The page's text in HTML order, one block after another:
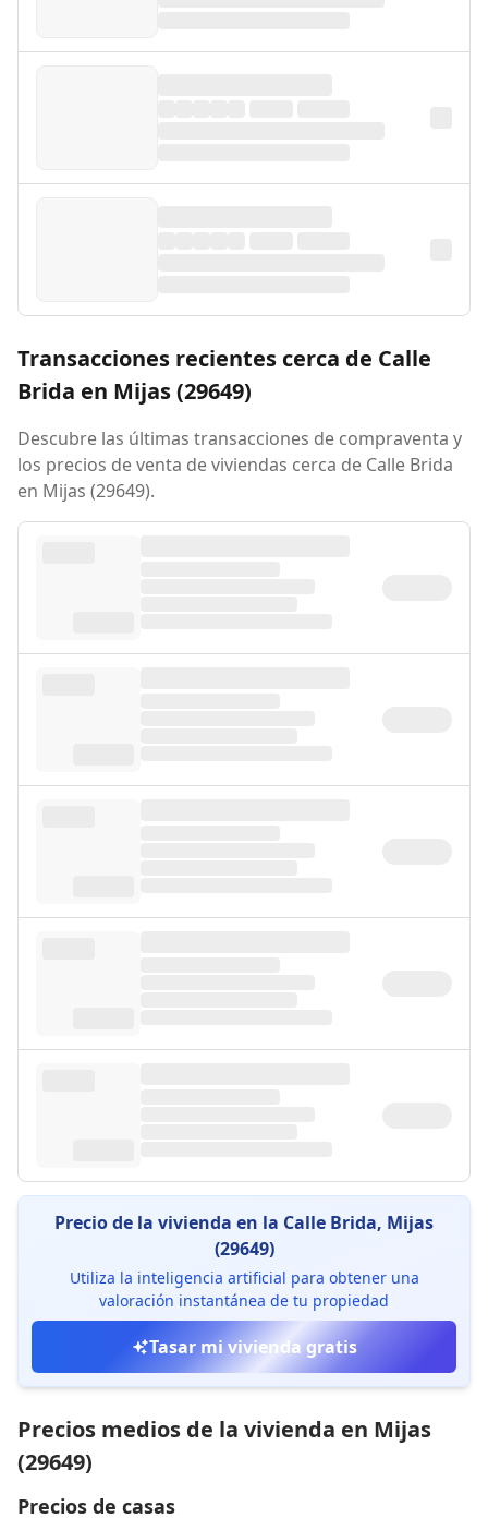
Transacciones recientes cerca de Calle
Brida en Mijas (29649)
Descubre las últimas transacciones de compraventa y
los precios de venta de viviendas cerca de Calle Brida
en Mijas (29649).
Precio de la vivienda en la Calle Brida, Mijas
(29649)
Utiliza la inteligencia artificial para obtener una
valoración instantánea de tu propiedad
Tasar mi vivienda gratis
Precios medios de la vivienda en Mijas
(29649)
Precios de casas